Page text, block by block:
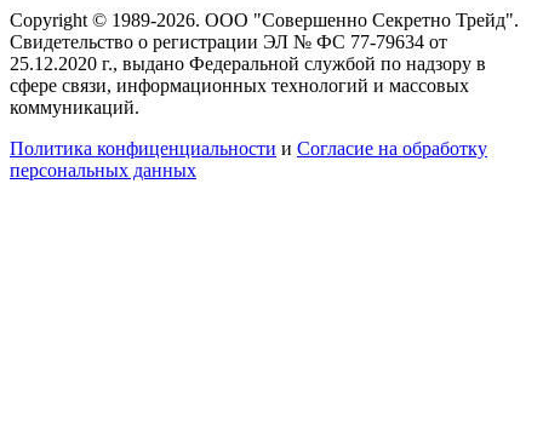
Copyright © 1989-2026. ООО "Совершенно Секретно Трейд".
Свидетельство о регистрации ЭЛ № ФС 77-79634 от
25.12.2020 г., выдано Федеральной службой по надзору в
сфере связи, информационных технологий и массовых
коммуникаций.
Политика конфиценциальности и Согласие на обработку
персональных данных